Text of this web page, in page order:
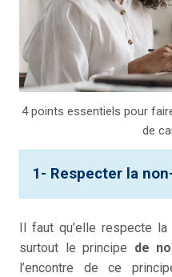
4 points essentiels pour
de
1- Respecter la
Il faut qu’elle respecte
surtout le principe de
l’encontre de ce